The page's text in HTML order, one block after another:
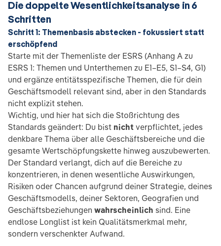
Die doppelte Wesentlichkeitsanalyse in 6
Schritten
Schritt 1: Themenbasis abstecken - fokussiert statt
erschöpfend
Starte mit der Themenliste der ESRS (Anhang A zu
ESRS 1: Themen und Unterthemen zu E1–E5, S1–S4, G1)
und ergänze entitätsspezifische Themen, die für dein
Geschäftsmodell relevant sind, aber in den Standards
nicht explizit stehen.
Wichtig, und hier hat sich die Stoßrichtung des
Standards geändert: Du bist nicht verpflichtet, jedes
denkbare Thema über alle Geschäftsbereiche und die
gesamte Wertschöpfungskette hinweg auszubewerten.
Der Standard verlangt, dich auf die Bereiche zu
konzentrieren, in denen wesentliche Auswirkungen,
Risiken oder Chancen aufgrund deiner Strategie, deines
Geschäftsmodells, deiner Sektoren, Geografien und
Geschäftsbeziehungen wahrscheinlich sind. Eine
endlose Longlist ist kein Qualitätsmerkmal mehr,
sondern verschenkter Aufwand.